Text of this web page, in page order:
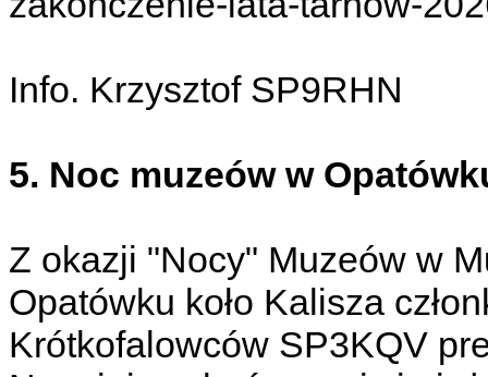
Info. Krzysztof SP9RHN
5. Noc muzeów w
Z okazji "Nocy" Muzeów w
Opatówku koło Kalisza
Krótkofalowców SP3KQV